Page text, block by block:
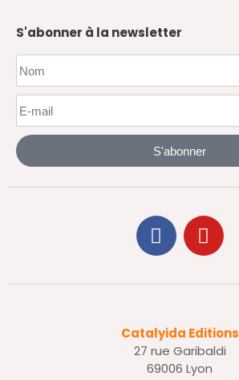
S'abonner à la newsletter
S'abonner
Catalyida Editions
27 rue Garibaldi
69006 Lyon